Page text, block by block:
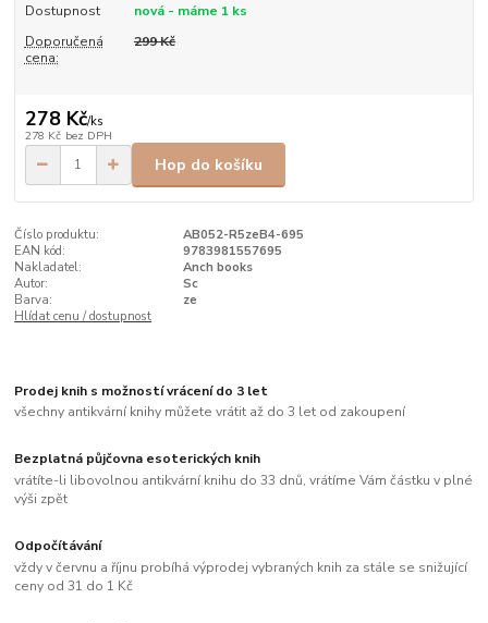
Dostupnost
nová - máme 1 ks
Doporučená
cena:
299 Kč
278 Kč/ks
278 Kč bez DPH
Hop do košíku
Číslo produktu:
AB052-R5zeB4-695
EAN kód:
9783981557695
Nakladatel:
Anch books
Autor:
Sc
Barva:
ze
Hlídat cenu / dostupnost
Prodej knih s možností vrácení do 3 let
všechny antikvární knihy můžete vrátit až do 3 let od zakoupení
Bezplatná půjčovna esoterických knih
vrátíte-li libovolnou antikvární knihu do 33 dnů, vrátíme Vám částku v plné
výši zpět
Odpočítávání
vždy v červnu a říjnu probíhá výprodej vybraných knih za stále se snižující
ceny od 31 do 1 Kč